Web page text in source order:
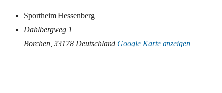
Sportheim Hessenberg
Dahlbergweg 1
Borchen 33178 Deutschland Google Karte anzeigen